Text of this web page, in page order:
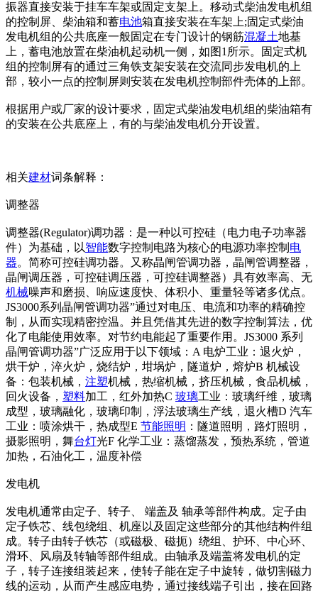
振器直接安装于挂车车架或固定支架上。移动式柴油发电机组
的控制屏、柴油箱和蓄电池箱直接安装在车架上;固定式柴油
发电机组的公共底座一般固定在专门设计的钢筋混凝土地基
上，蓄电池放置在柴油机起动机一侧，如图1所示。固定式机
组的控制屏有的通过三角铁支架安装在交流同步发电机的上
部，较小一点的控制屏则安装在发电机控制部件壳体的上部。
根据用户或厂家的设计要求，固定式柴油发电机组的柴油箱有
的安装在公共底座上，有的与柴油发电机分开设置。
相关建材词条解释：
调整器
调整器(Regulator)调功器：是一种以可控硅（电力电子功率器
件）为基础，以智能数字控制电路为核心的电源功率控制 电
器。简称可控硅调功器。又称晶闸管调功器，晶闸管调整器，
晶闸调压器，可控硅调压器，可控硅调整器）具有效率高、无
机械噪声和磨损、响应速度快、体积小、重量轻等诸多优点。
JS3000系列晶闸管调功器”通过对电压、电流和功率的精确控
制，从而实现精密控温。并且凭借其先进的数字控制算法，优
化了电能使用效率。对节约电能起了重要作用。JS3000 系列
晶闸管调功器”广泛应用于以下领域：A 电炉工业：退火炉，
烘干炉，淬火炉，烧结炉，坩埚炉，隧道炉，熔炉B 机械设
备：包装机械， 注塑机械，热缩机械，挤压机械，食品机械，
回火设备， 塑料加工，红外加热C 玻璃工业：玻璃纤维，玻璃
成型，玻璃融化，玻璃印制，浮法玻璃生产线，退火槽D 汽车
工业：喷涂烘干，热成型E 节能照明 ：隧道照明，路灯照明，
摄影照明，舞台灯光F 化学工业：蒸馏蒸发，预热系统，管道
加热，石油化工，温度补偿
发电机
发电机通常由定子、转子、 端盖及 轴承等部件构成。定子由
定子铁芯、线包绕组、机座以及固定这些部分的其他结构件组
成。转子由转子铁芯（或磁极、磁扼）绕组、护环、中心环、
滑环、风扇及转轴等部件组成。由轴承及端盖将发电机的定
子，转子连接组装起来，使转子能在定子中旋转，做切割磁力
线的运动，从而产生感应电势，通过接线端子引出，接在回路